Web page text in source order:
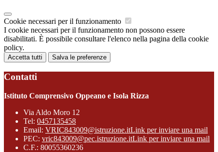
Cookie necessari per il funzionamento
I cookie necessari per il funzionamento non possono essere
disabilitati. È possibile consultare l'elenco nella pagina della cookie
policy.
Accetta tutti Salva le preferenze
Contatti
Istituto Comprensivo Oppeano e Isola Rizza
Via Aldo Moro 12
Tel: 0457135458
Email: VRIC843009@istruzione.itLink per inviare una mail
PEC: vric843009@pec.istruzione.itLink per inviare una mail
C.F.: 80055360236